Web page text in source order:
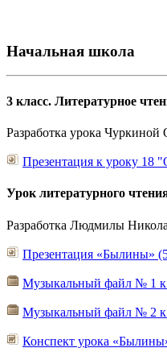
Начальная школа
3 класс. Литературное
Разработка урока
Презентация к уроку 18
Урок литературного
Разработка Людмилы
Презентация «Былины»
Музыкальный файл № 1 к
Музыкальный файл № 2 к
Конспект урока